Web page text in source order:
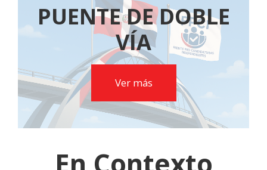
PUENTE DE DOBLE
VÍA
Ver más